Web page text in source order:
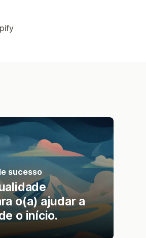
sucesso
o(a) ajudar a
o início.